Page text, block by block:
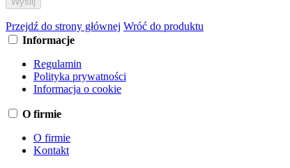
Przejdź do strony głównej Wróć do produktu
Informacje
Regulamin
Polityka prywatności
Informacja o cookie
O firmie
O firmie
Kontakt